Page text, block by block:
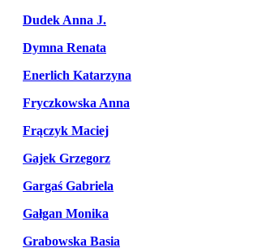
Dudek Anna J.
Dymna Renata
Enerlich Katarzyna
Fryczkowska Anna
Frączyk Maciej
Gajek Grzegorz
Gargaś Gabriela
Gałgan Monika
Grabowska Basia